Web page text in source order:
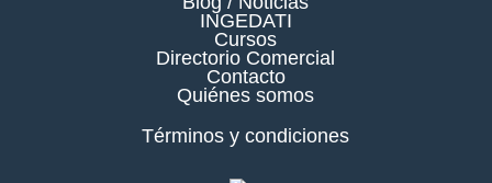
INGEDATI
Cursos
Directorio Comercial
Contacto
Quiénes somos
Términos y condiciones